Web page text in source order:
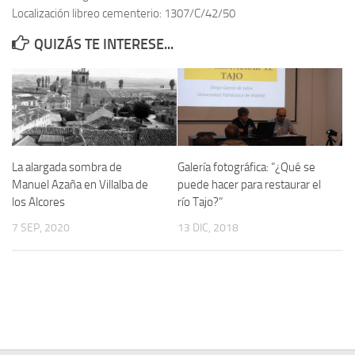
Memoria Histórica
Investigación previa de la represión en Talavera de la Reina (1937-
1947).
Informe Represión en Toledo 1936-1947 | Buscador
Informe de la fosa de abril de 1939 de Tembleque
Enciclopedia Republicana
Militantes históricos IR
Personajes republicanos
Localización libreo cementerio: 1307/C/42/50
QUIZÁS TE INTERESE...
La alargada sombra de
Manuel Azaña en Villalba de
los Alcores
7 SEP, 2020
Galería fotográfica: “¿Qué se
puede hacer para restaurar el
río Tajo?”
13 DIC, 2018